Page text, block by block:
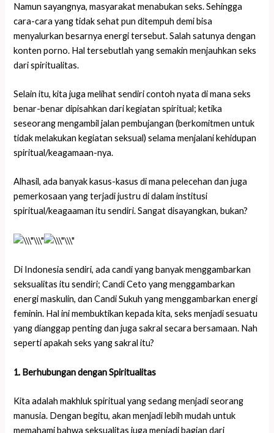
Namun sayangnya, masyarakat menabukan seks. Sehingga
cara-cara yang tidak sehat pun ditempuh demi bisa
menyalurkan besarnya energi tersebut. Salah satunya dengan
konten porno. Hal tersebutlah yang semakin menjauhkan seks
dari spiritualitas.
Selain itu, kita juga melihat sendiri contoh nyata di mana seks
benar-benar dipisahkan dari kegiatan spiritual; ketika
seseorang mengambil jalan pembujangan (berkomitmen untuk
tidak melakukan kegiatan seksual) selama menjalani kehidupan
spiritual/keagamaan-nya.
Alhasil, ada banyak kasus-kasus di mana pelecehan dan juga
pemerkosaan yang terjadi justru di dalam institusi
spiritual/keagaaman itu sendiri. Sangat disayangkan, bukan?
Di Indonesia sendiri, ada candi yang banyak menggambarkan
seksualitas itu sendiri; Candi Ceto yang menggambarkan
energi maskulin, dan Candi Sukuh yang menggambarkan energi
feminin. Hal ini membuktikan kepada kita, seks menjadi sesuatu
yang dianggap penting dan juga sakral secara bersamaan. Nah
seperti apakah seks yang sakral itu?
1. Berhubungan dengan Spiritualitas
Kita adalah makhluk spiritual yang sedang menjadi seorang
manusia. Dengan begitu, akan menjadi lebih mudah untuk
memahami bahwa seksualitas juga menjadi bagian dari